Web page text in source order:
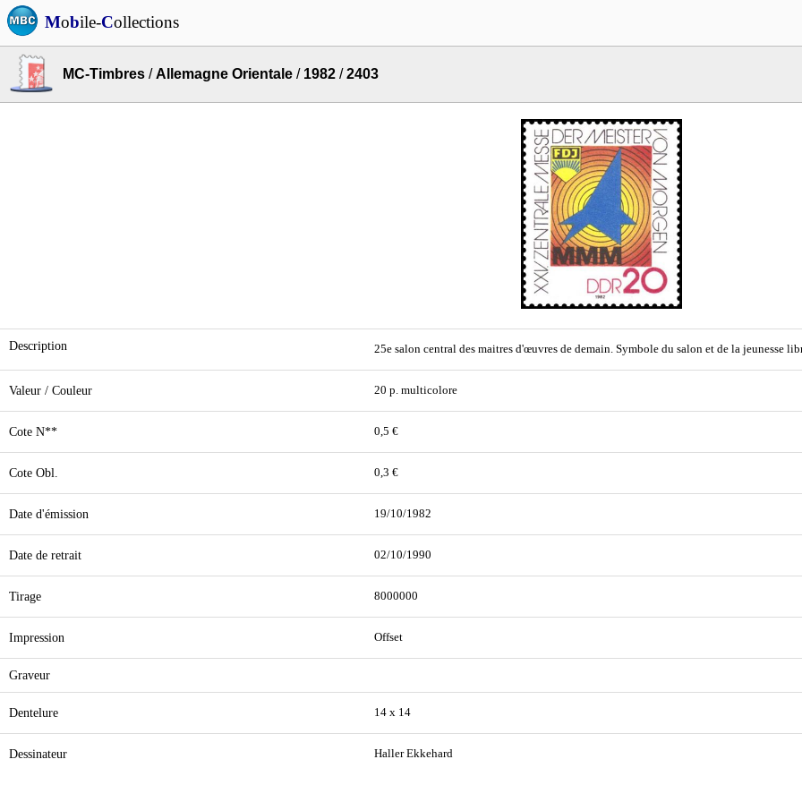
Mobile-Collections
MC-Timbres /Allemagne Orientale / 1982 /2403
Description 25e salon central des maitres d'œuvres de demain. Symbole du salon et de la jeunesse
Valeur / Couleur 20 p. multicolore
Cote N** 0,5 €
Cote Obl. 0,3 €
Date d'émission 19/10/1982
Date de retrait 02/10/1990
Tirage 8000000
Impression Offset
Graveur
Dentelure 14 x 14
Dessinateur Haller Ekkehard